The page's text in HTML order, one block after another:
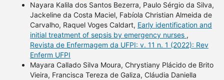
Nayara Kalila dos Santos Bezerra, Paulo Sérgio da Silva,
Jackeline da Costa Maciel, Fabíola Christian Almeida de
Carvalho, Raquel Voges Caldart, Early identification and
initial treatment of sepsis by emergency nurses ,
Revista de Enfermagem da UFPI: v. 11 n. 1 (2022): Rev
Enferm UFPI
Mayara Callado Silva Moura, Chrystiany Plácido de Brito
Vieira, Francisca Tereza de Galiza, Cláudia Daniella